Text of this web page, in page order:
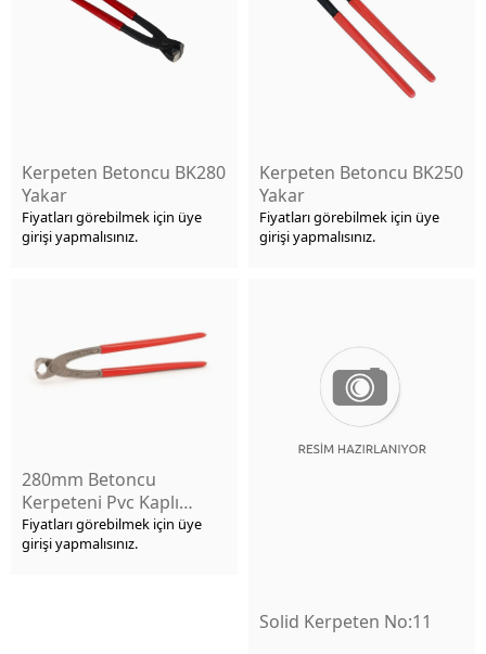
Kerpeten Betoncu BK280
Yakar
Fiyatları görebilmek için üye
girişi yapmalısınız.
Kerpeten Betoncu BK250
Yakar
Fiyatları görebilmek için üye
girişi yapmalısınız.
280mm Betoncu
Kerpeteni Pvc Kaplı
İzeltaş
Fiyatları görebilmek için üye
girişi yapmalısınız.
Solid Kerpeten No:11